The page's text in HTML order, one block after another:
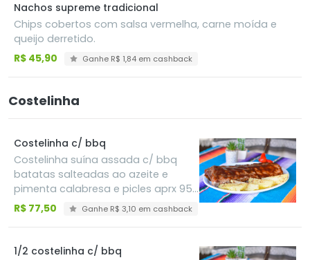
Nachos supreme tradicional
Chips cobertos com salsa vermelha, carne moída e
queijo derretido.
R$ 45,90
Ganhe R$ 1,84 em cashback
Costelinha
Costelinha c/ bbq
Costelinha suína assada c/ bbq
batatas salteadas ao azeite e
pimenta calabresa e picles aprx 950
gr.
R$ 77,50 Ganhe R$ 3,10 em cashback
1/2 costelinha c/ bbq